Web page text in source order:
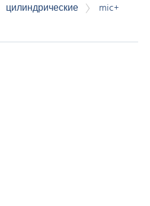
цилиндрические
mic+